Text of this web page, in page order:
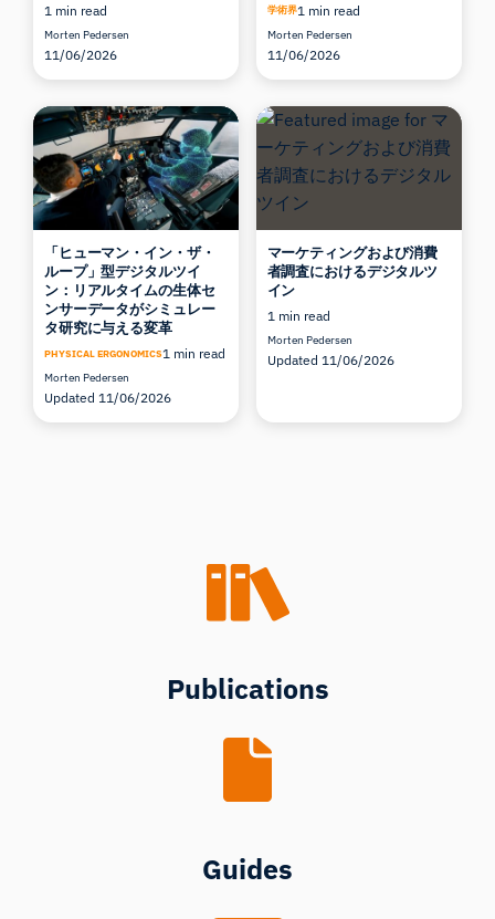
1 min read
Morten Pedersen
11/06/2026
学術界1 min read
Morten Pedersen
11/06/2026
「ヒューマン・イン・ザ・
ループ」型デジタルツイ
ン：リアルタイムの生体セ
ンサーデータがシミュレー
タ研究に与える変革
PHYSICAL ERGONOMICS1 min read
Morten Pedersen
Updated 11/06/2026
マーケティングおよび消費
者調査におけるデジタルツ
イン
1 min read
Morten Pedersen
Updated 11/06/2026
Publications
Guides